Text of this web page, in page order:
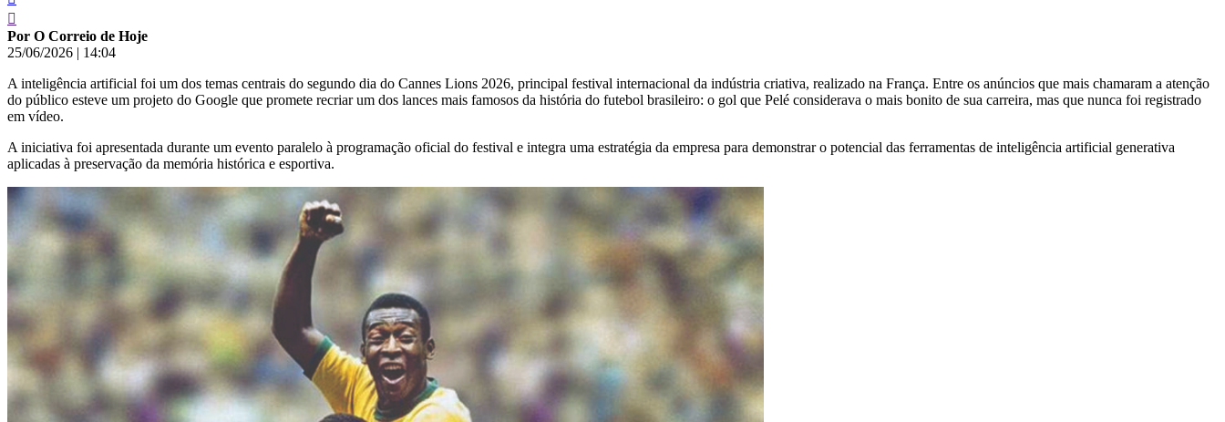
Por O Correio de Hoje
25/06/2026 | 14:04
A inteligência artificial foi um dos temas centrais do segundo dia do Cannes Lions 2026, principal festival internacional da indústria criativa, realizado na França. Entre os anúncios que mais chamaram a atenção
do público esteve um projeto do Google que promete recriar um dos lances mais famosos da história do futebol brasileiro: o gol que Pelé considerava o mais bonito de sua carreira, mas que nunca foi registrado
em vídeo.
A iniciativa foi apresentada durante um evento paralelo à programação oficial do festival e integra uma estratégia da empresa para demonstrar o potencial das ferramentas de inteligência artificial generativa
aplicadas à preservação da memória histórica e esportiva.